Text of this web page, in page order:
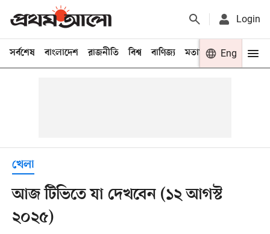
Login
সর্বশেষ বাংলাদেশ রাজনীতি বিশ্ব বাণিজ্য মতামত খেলা
Eng
খেলা
আজ টিভিতে যা দেখবেন (১২ আগস্ট
২০২৫)